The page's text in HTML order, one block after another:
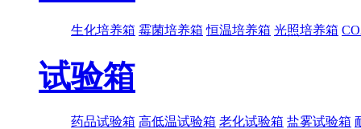
生化培养箱 霉菌培养箱 恒温培养箱 光照培养箱
试验箱
药品试验箱 高低温试验箱 老化试验箱 盐雾试验箱